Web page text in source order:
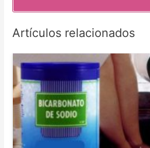
Artículos relacionados